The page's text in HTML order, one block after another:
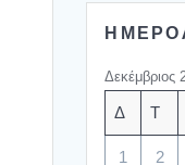
Δεκέμβριος
Δ Τ
1 2